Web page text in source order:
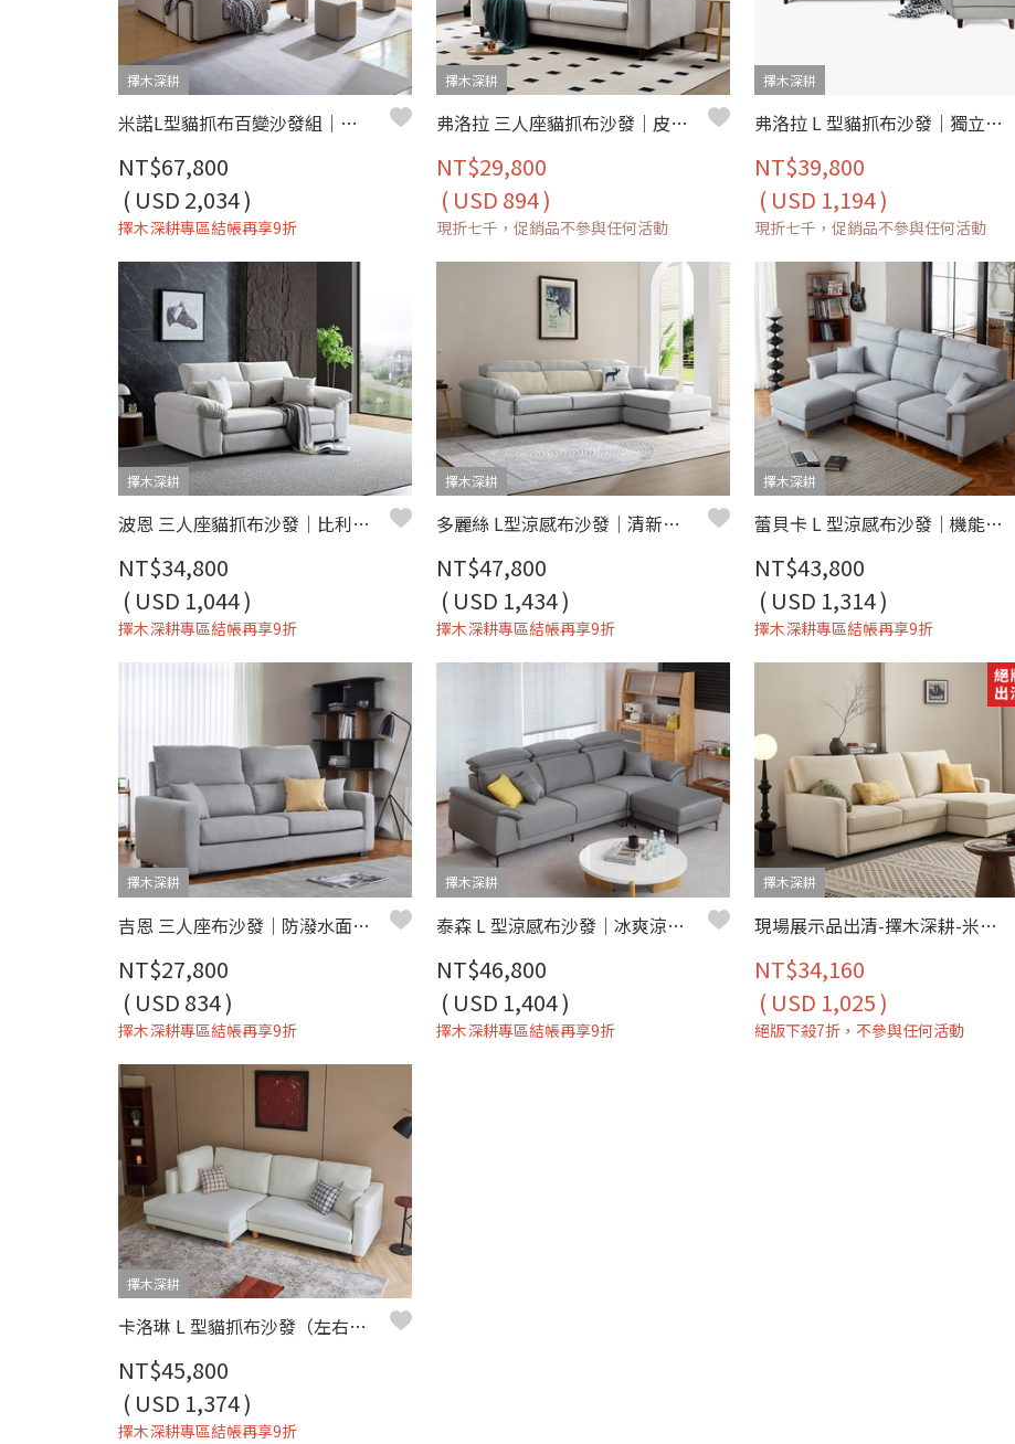
擇木深耕
米諾L型貓抓布百變沙發組｜百變組合 × 可調頭靠 × 防潑水耐磨 × 活動扶手–擇木深耕
NT$67,800
( USD 2,034 )
擇木深耕專區結帳再享9折
擇木深耕
弗洛拉 三人座貓抓布沙發｜皮絨貓抓布 × 防潑水耐磨 × 獨立筒坐墊 – 擇木深耕
NT$29,800
( USD 894 )
現折七千，促銷品不參與任何活動
擇木深耕
弗洛拉 L 型貓抓布沙發｜獨立筒坐墊 × 防潑水耐磨 × 可拆洗布套 × 移動腳椅–擇木深耕
NT$39,800
( USD 1,194 )
現折七千，促銷品不參與任何活動
擇木深耕
波恩 三人座貓抓布沙發｜比利時貓抓布 × 可調式頭靠 × 寬扶手設計 – 擇木深耕
NT$34,800
( USD 1,044 )
擇木深耕專區結帳再享9折
擇木深耕
多麗絲 L型涼感布沙發｜清新機能涼感布 × 高密度彈力坐墊 × 可拆洗布套 – 擇木深耕系列
NT$47,800
( USD 1,434 )
擇木深耕專區結帳再享9折
擇木深耕
蕾貝卡 L 型涼感布沙發｜機能涼感紗 × 防潑水耐磨 × 左右型自由配置 – 擇木深耕
NT$43,800
( USD 1,314 )
擇木深耕專區結帳再享9折
擇木深耕
吉恩 三人座布沙發｜防潑水面料 × 加高靠枕 × 可拆洗布套 – 擇木深耕
NT$27,800
( USD 834 )
擇木深耕專區結帳再享9折
擇木深耕
泰森 L 型涼感布沙發｜冰爽涼感布 × 高回彈坐墊 × 十年骨架保固 – 擇木深耕系列
NT$46,800
( USD 1,404 )
擇木深耕專區結帳再享9折
擇木深耕
現場展示品出清-擇木深耕-米蓮娜L型貓抓布沙發(左/右型)
NT$34,160
( USD 1,025 )
絕版下殺7折，不參與任何活動
擇木深耕
卡洛琳 L 型貓抓布沙發（左右型）｜耐磨防潑水 × 可拆洗布套 × 親子寵物首選 – 擇木深耕
NT$45,800
( USD 1,374 )
擇木深耕專區結帳再享9折